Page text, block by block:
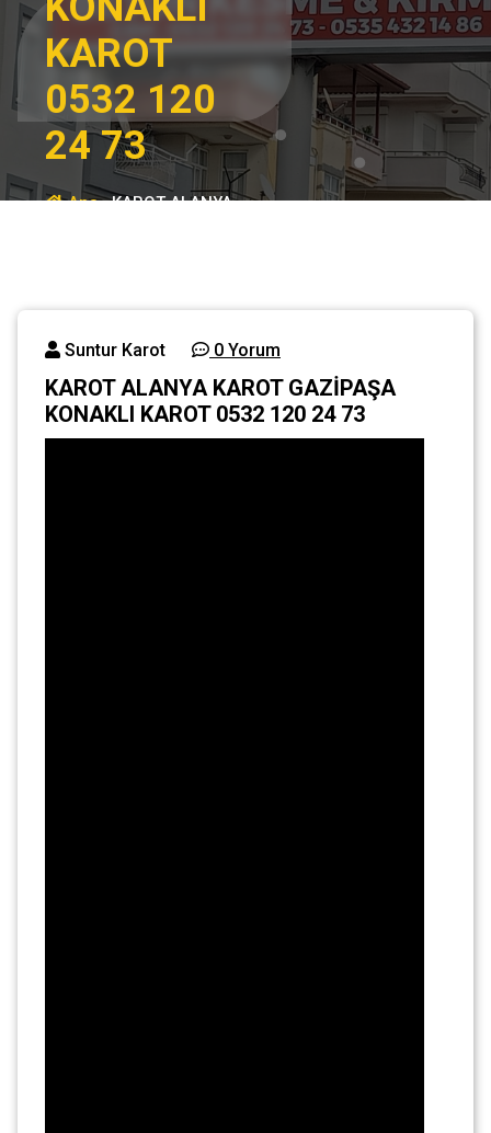
KAROT
0532 120
24 73
Ana
KAROT ALANYA
Suntur Karot 0 Yorum
KAROT ALANYA KAROT GAZİPAŞA
KONAKLI KAROT 0532 120 24 73